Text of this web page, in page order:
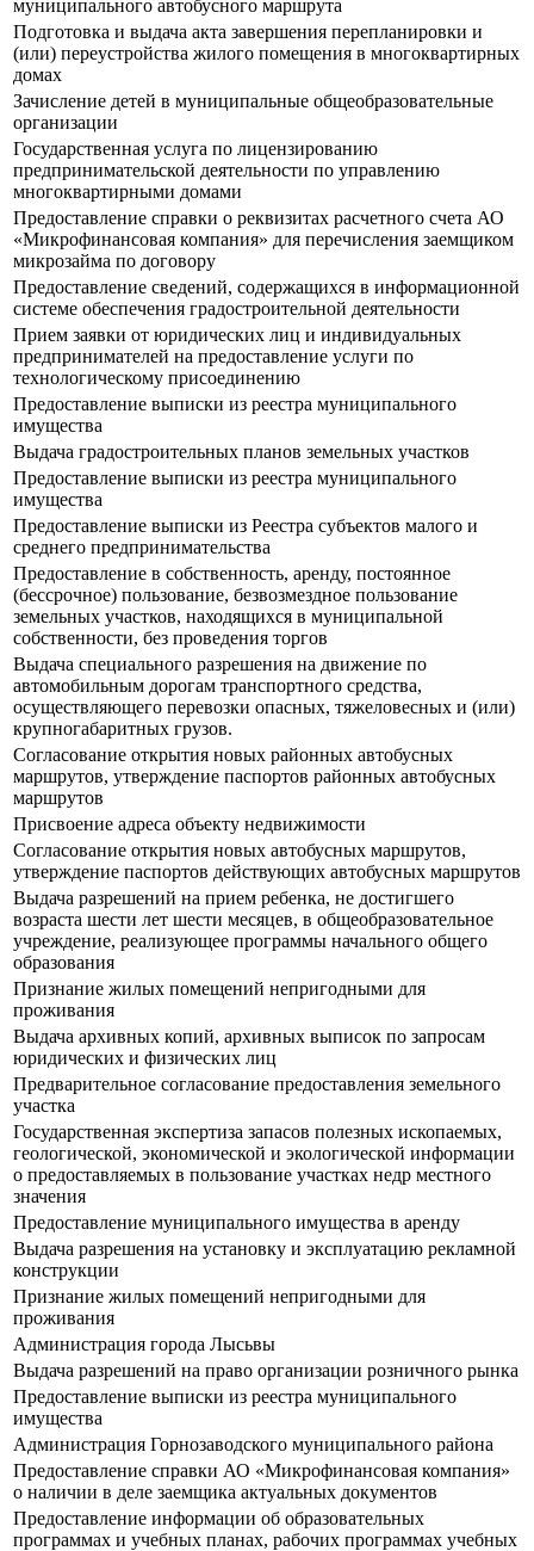
муниципального автобусного маршрута
Подготовка и выдача акта завершения перепланировки и
(или) переустройства жилого помещения в многоквартирных
домах
Зачисление детей в муниципальные общеобразовательные
организации
Государственная услуга по лицензированию
предпринимательской деятельности по управлению
многоквартирными домами
Предоставление справки о реквизитах расчетного счета АО
«Микрофинансовая компания» для перечисления заемщиком
микрозайма по договору
Предоставление сведений, содержащихся в информационной
системе обеспечения градостроительной деятельности
Прием заявки от юридических лиц и индивидуальных
предпринимателей на предоставление услуги по
технологическому присоединению
Предоставление выписки из реестра муниципального
имущества
Выдача градостроительных планов земельных участков
Предоставление выписки из реестра муниципального
имущества
Предоставление выписки из Реестра субъектов малого и
среднего предпринимательства
Предоставление в собственность, аренду, постоянное
(бессрочное) пользование, безвозмездное пользование
земельных участков, находящихся в муниципальной
собственности, без проведения торгов
Выдача специального разрешения на движение по
автомобильным дорогам транспортного средства,
осуществляющего перевозки опасных, тяжеловесных и (или)
крупногабаритных грузов.
Согласование открытия новых районных автобусных
маршрутов, утверждение паспортов районных автобусных
маршрутов
Присвоение адреса объекту недвижимости
Согласование открытия новых автобусных маршрутов,
утверждение паспортов действующих автобусных маршрутов
Выдача разрешений на прием ребенка, не достигшего
возраста шести лет шести месяцев, в общеобразовательное
учреждение, реализующее программы начального общего
образования
Признание жилых помещений непригодными для
проживания
Выдача архивных копий, архивных выписок по запросам
юридических и физических лиц
Предварительное согласование предоставления земельного
участка
Государственная экспертиза запасов полезных ископаемых,
геологической, экономической и экологической информации
о предоставляемых в пользование участках недр местного
значения
Предоставление муниципального имущества в аренду
Выдача разрешения на установку и эксплуатацию рекламной
конструкции
Признание жилых помещений непригодными для
проживания
Администрация города Лысьвы
Выдача разрешений на право организации розничного рынка
Предоставление выписки из реестра муниципального
имущества
Администрация Горнозаводского муниципального района
Предоставление справки АО «Микрофинансовая компания»
о наличии в деле заемщика актуальных документов
Предоставление информации об образовательных
программах и учебных планах, рабочих программах учебных